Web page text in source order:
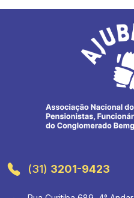
(31) 3201-9423